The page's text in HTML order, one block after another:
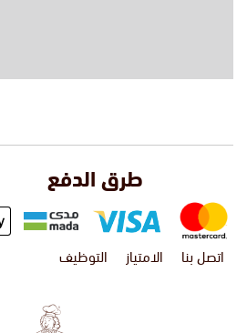
طرق الدفع
اتصل بنا الامتياز التوظيف